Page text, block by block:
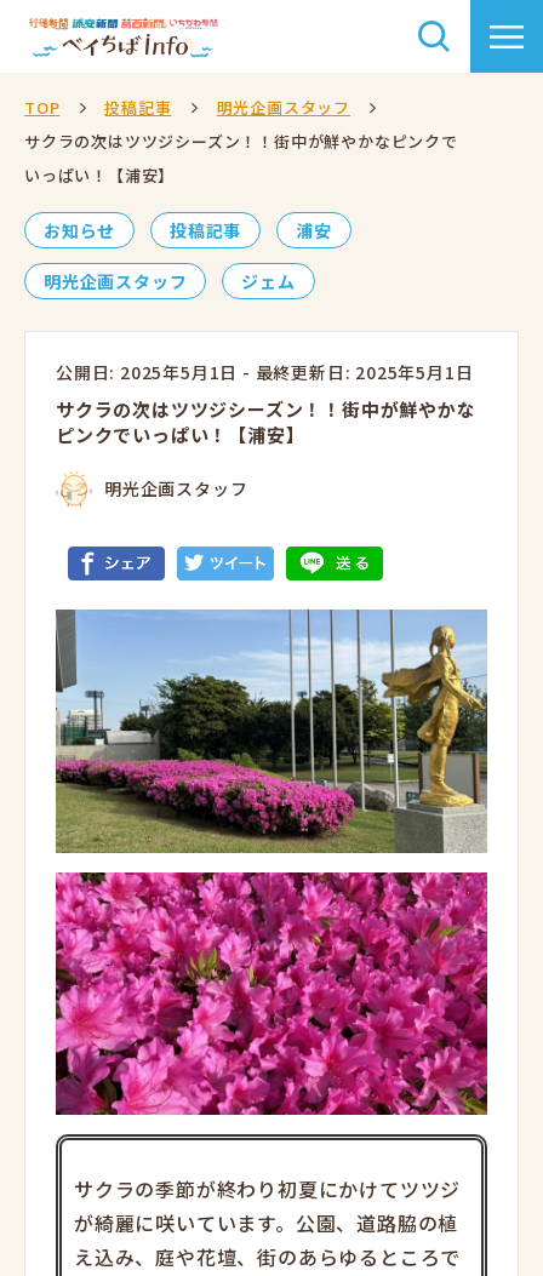
TOP 投稿記事
明光企画スタッフ
サクラの次はツツジシーズン！！街中が鮮やかなピンクで
いっぱい！【浦安】
お知らせ 投稿記事 浦安
明光企画スタッフ ジェム
公開日: 2025年5月1日 - 最終更新日: 2025年5月1日
サクラの次はツツジシーズン！！街中が鮮やかな
ピンクでいっぱい！【浦安】
明光企画スタッフ
サクラの季節が終わり初夏にかけてツツジ
が綺麗に咲いています。公園、道路脇の植
え込み、庭や花壇、街のあらゆるところで